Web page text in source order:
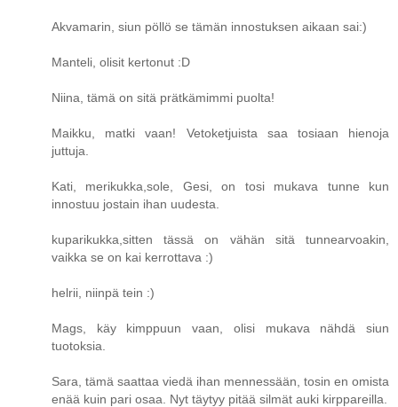
Akvamarin, siun pöllö se tämän innostuksen aikaan sai:)
Manteli, olisit kertonut :D
Niina, tämä on sitä prätkämimmi puolta!
Maikku, matki vaan! Vetoketjuista saa tosiaan hienoja
juttuja.
Kati, merikukka,sole, Gesi, on tosi mukava tunne kun
innostuu jostain ihan uudesta.
kuparikukka,sitten tässä on vähän sitä tunnearvoakin,
vaikka se on kai kerrottava :)
helrii, niinpä tein :)
Mags, käy kimppuun vaan, olisi mukava nähdä siun
tuotoksia.
Sara, tämä saattaa viedä ihan mennessään, tosin en omista
enää kuin pari osaa. Nyt täytyy pitää silmät auki kirppareilla.